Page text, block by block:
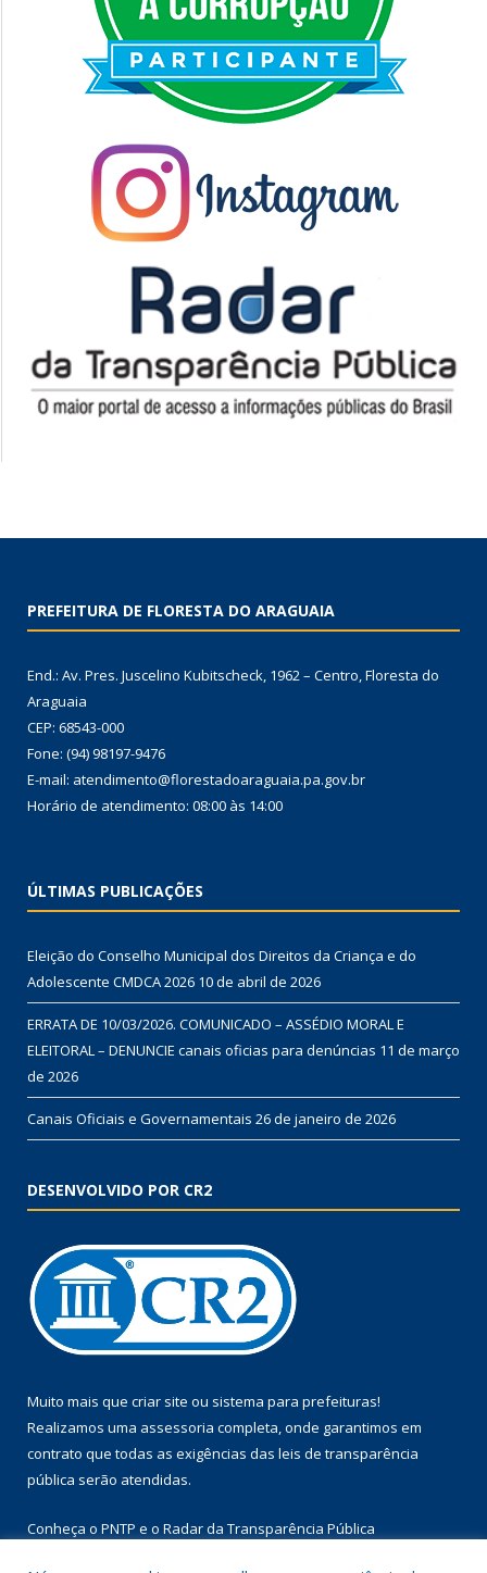
PREFEITURA DE FLORESTA DO ARAGUAIA
End.: Av. Pres. Juscelino Kubitscheck, 1962 – Centro, Floresta do
Araguaia
CEP: 68543-000
Fone: (94) 98197-9476
E-mail: atendimento@florestadoaraguaia.pa.gov.br
Horário de atendimento: 08:00 às 14:00
ÚLTIMAS PUBLICAÇÕES
Eleição do Conselho Municipal dos Direitos da Criança e do
Adolescente CMDCA 2026 10 de abril de 2026
ERRATA DE 10/03/2026. COMUNICADO – ASSÉDIO MORAL E
ELEITORAL – DENUNCIE canais oficias para denúncias 11 de março
de 2026
Canais Oficiais e Governamentais 26 de janeiro de 2026
DESENVOLVIDO POR CR2
Muito mais que criar site ou sistema para prefeituras!
Realizamos uma assessoria completa, onde garantimos em
contrato que todas as exigências das leis de transparência
pública serão atendidas.
Conheça o PNTP e o Radar da Transparência Pública